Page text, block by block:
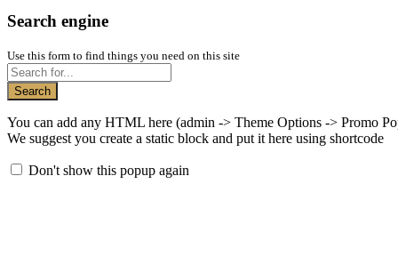
Search engine
Use this form to find things you need on this site
Search
You can add any HTML here (admin -> Theme Options -> Promo
We suggest you create a static block and put it here using shortcode
Don't show this popup again